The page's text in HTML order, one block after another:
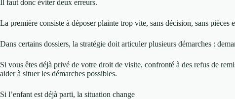
Il faut donc éviter deux erreurs.
La première consiste à déposer plainte trop vite, sans décision, sans
Dans certains dossiers, la stratégie doit articuler plusieurs démarches :
Si vous êtes déjà privé de votre droit de visite, confronté à des refus de
aider à situer les démarches possibles.
Si l’enfant est déjà parti, la situation change